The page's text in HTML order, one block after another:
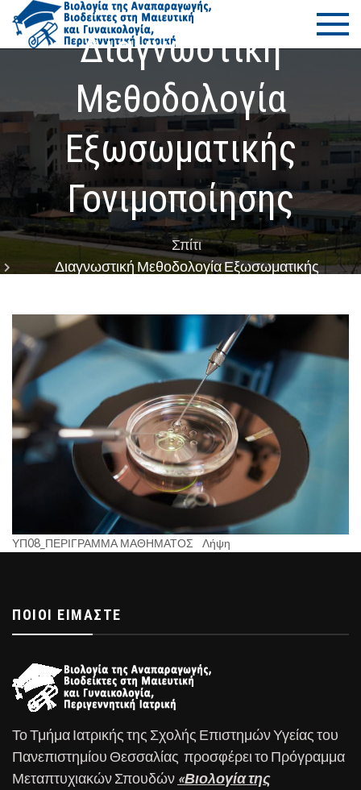
Μετάβαση
στο
περιεχόμενο
ΠΜΣ
της
–
στη
και
–
Ιατρική
Τμήμα Ιατρικής
Πανεπιστήμιο
Θεσσαλίας
Διαγνωστική
Μεθοδολογία
Εξωσωματικής
Γονιμοποίησης
Σπίτι
Διαγνωστική Μεθοδολογία Εξωσωματικής
ΥΠ08_ΠΕΡΙΓΡΑΜΜΑ ΜΑΘΗΜΑΤΟΣ Λήψη
ΠΟΙΟΊ ΕΊΜΑΣΤΕ
Το Τμήμα Ιατρικής της Σχολής Επιστημών Υγείας του
Πανεπιστημίου Θεσσαλίας προσφέρει το Πρόγραμμα
Μεταπτυχιακών Σπουδών «Βιολογία της